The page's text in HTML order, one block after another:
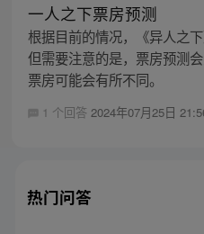
一人之下票房预测
根据目前的情况，《异人之
但需要注意的是，票房预测
票房可能会有所不同。
1 个回答 2024年07月25日
热门问答